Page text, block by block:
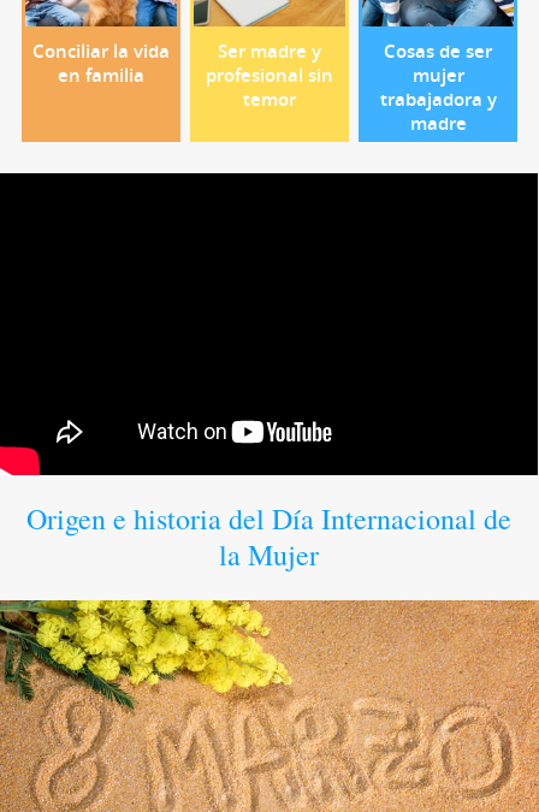
Conciliar la vida
en familia
Ser madre y
profesional sin
temor
Cosas de ser
mujer
trabajadora y
madre
Origen e historia del Día Internacional de
la Mujer